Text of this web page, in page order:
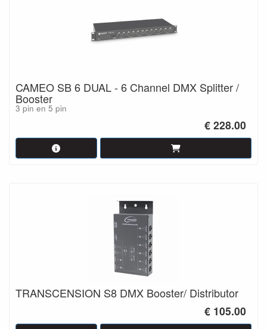
CAMEO SB 6 DUAL - 6 Channel DMX Splitter /
Booster
3 pin en 5 pin
€ 228.00
TRANSCENSION S8 DMX Booster/ Distributor
€ 105.00